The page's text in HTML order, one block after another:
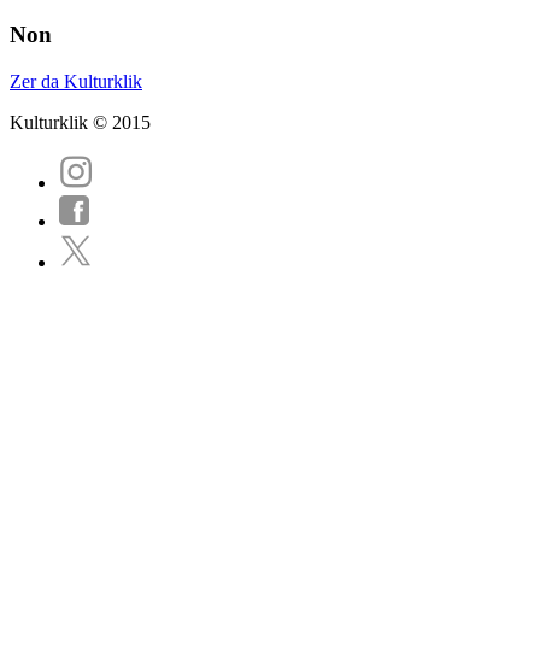
Non
Zer da Kulturklik
Kulturklik © 2015